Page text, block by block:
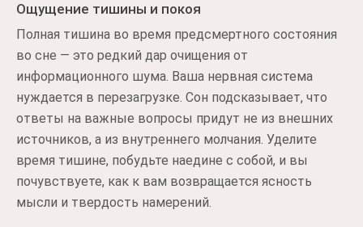
Ощущение тишины и покоя
Полная тишина во время предсмертного состояния
во сне — это редкий дар очищения от
информационного шума. Ваша нервная система
нуждается в перезагрузке. Сон подсказывает, что
ответы на важные вопросы придут не из внешних
источников, а из внутреннего молчания. Уделите
время тишине, побудьте наедине с собой, и вы
почувствуете, как к вам возвращается ясность
мысли и твердость намерений.